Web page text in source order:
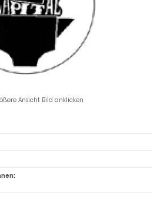
Ansicht Bild anklicken